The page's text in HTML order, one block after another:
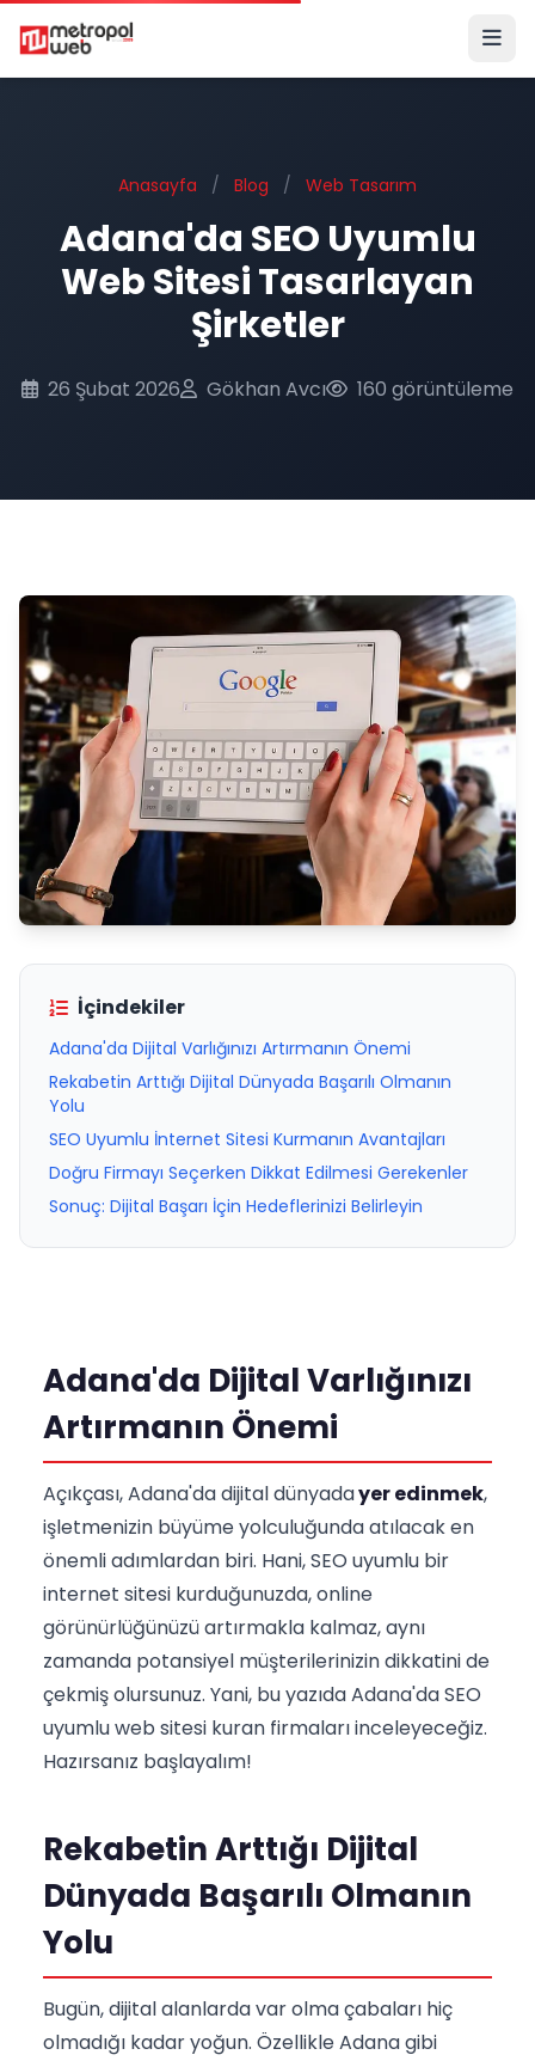
Ana içeriğe geç
Anasayfa / Blog / Web Tasarım
Adana'da SEO Uyumlu
Web Sitesi Tasarlayan
Şirketler
26 Şubat 2026 Gökhan Avcı 160 görüntüleme
İçindekiler
Adana'da Dijital Varlığınızı Artırmanın Önemi
Rekabetin Arttığı Dijital Dünyada Başarılı Olmanın
Yolu
SEO Uyumlu İnternet Sitesi Kurmanın Avantajları
Doğru Firmayı Seçerken Dikkat Edilmesi Gerekenler
Sonuç: Dijital Başarı İçin Hedeflerinizi Belirleyin
Adana'da Dijital Varlığınızı
Artırmanın Önemi
Açıkçası, Adana'da dijital dünyadayer edinmek,
işletmenizin büyüme yolculuğunda atılacak en
önemli adımlardan biri. Hani, SEO uyumlu bir
internet sitesi kurduğunuzda, online
görünürlüğünüzü artırmakla kalmaz, aynı
zamanda potansiyel müşterilerinizin dikkatini de
çekmiş olursunuz. Yani, bu yazıda Adana'da SEO
uyumlu web sitesi kuran firmaları inceleyeceğiz.
Hazırsanız başlayalım!
Rekabetin Arttığı Dijital
Dünyada Başarılı Olmanın
Yolu
Bugün, dijital alanlarda var olma çabaları hiç
olmadığı kadar yoğun. Özellikle Adana gibi